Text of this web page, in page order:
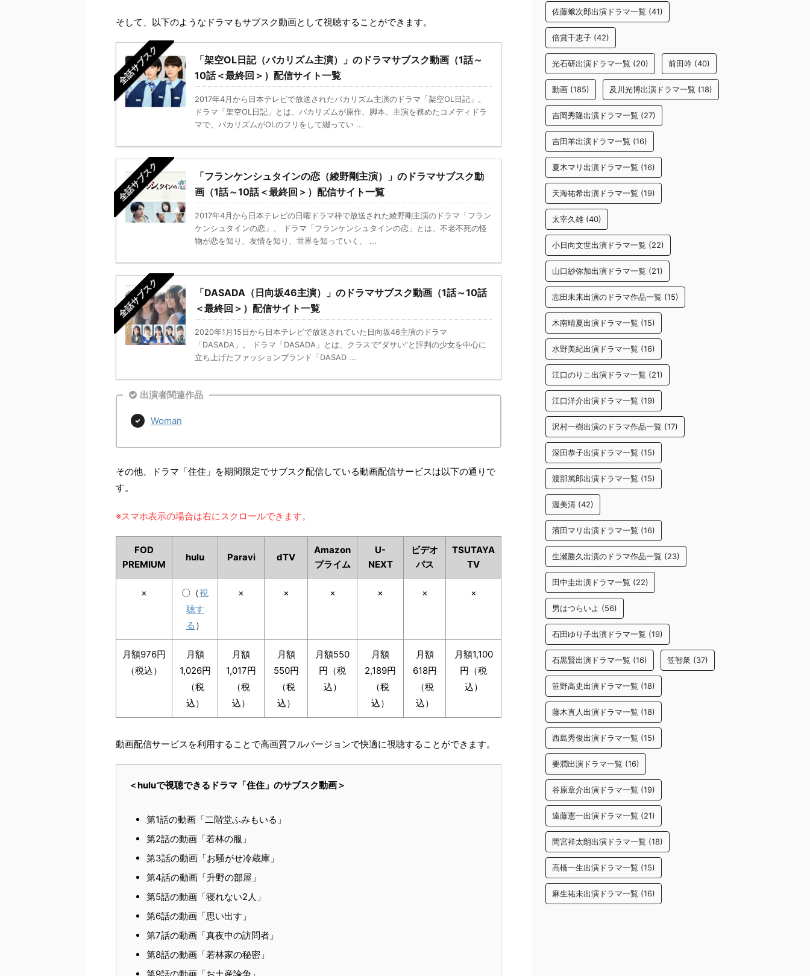
そして、以下のようなドラマもサブスク動画として視聴することができます。
全話サブスク
「架空OL日記（バカリズム主演）」のドラマサブスク動画（1話～
10話＜最終回＞）配信サイト一覧
2017年4月から日本テレビで放送されたバカリズム主演のドラマ「架空OL日記」。
ドラマ「架空OL日記」とは、バカリズムが原作、脚本、主演を務めたコメディドラ
マで、バカリズムがOLのフリをして綴ってい ...
全話サブスク
「フランケンシュタインの恋（綾野剛主演）」のドラマサブスク動
画（1話～10話＜最終回＞）配信サイト一覧
2017年4月から日本テレビの日曜ドラマ枠で放送された綾野剛主演のドラマ「フラン
ケンシュタインの恋」。 ドラマ「フランケンシュタインの恋」とは、不老不死の怪
物が恋を知り、友情を知り、世界を知っていく、 ...
全話サブスク
「DASADA（日向坂46主演）」のドラマサブスク動画（1話～10話
＜最終回＞）配信サイト一覧
2020年1月15日から日本テレビで放送されていた日向坂46主演のドラマ
「DASADA」。 ドラマ「DASADA」とは、クラスで“ダサい”と評判の少女を中心に
立ち上げたファッションブランド「DASAD ...
出演者関連作品
Woman
その他、ドラマ「住住」を期間限定でサブスク配信している動画配信サービスは以下の通りで
す。
※スマホ表示の場合は右にスクロールできます。
FOD
PREMIUM
hulu Paravi dTV
Amazon
プライム
U-
NEXT
ビデオ
パス
TSUTAYA
TV
× 〇（視
聴す
る ）
× × × × × ×
月額976円
（税込）
月額
1,026円
（税
込）
月額
1,017円
（税
込）
月額
550円
（税
込）
月額550
円（税
込）
月額
2,189円
（税
込）
月額
618円
（税
込）
月額1,100
円（税
込）
動画配信サービスを利用することで高画質フルバージョンで快適に視聴することができます。
＜huluで視聴できるドラマ「住住」のサブスク動画＞
第1話の動画「二階堂ふみもいる」
第2話の動画「若林の服」
第3話の動画「お騒がせ冷蔵庫」
第4話の動画「升野の部屋」
第5話の動画「寝れない2人」
第6話の動画「思い出す」
第7話の動画「真夜中の訪問者」
第8話の動画「若林家の秘密」
第9話の動画「お土産論争」
佐藤蛾次郎出演ドラマ一覧 (41)
倍賞千恵子 (42)
光石研出演ドラマ一覧 (20) 前田吟 (40)
動画 (185) 及川光博出演ドラマ一覧 (18)
吉岡秀隆出演ドラマ一覧 (27)
吉田羊出演ドラマ一覧 (16)
夏木マリ出演ドラマ一覧 (16)
天海祐希出演ドラマ一覧 (19)
太宰久雄 (40)
小日向文世出演ドラマ一覧 (22)
山口紗弥加出演ドラマ一覧 (21)
志田未来出演のドラマ作品一覧 (15)
木南晴夏出演ドラマ一覧 (15)
水野美紀出演ドラマ一覧 (16)
江口のりこ出演ドラマ一覧 (21)
江口洋介出演ドラマ一覧 (19)
沢村一樹出演のドラマ作品一覧 (17)
深田恭子出演ドラマ一覧 (15)
渡部篤郎出演ドラマ一覧 (15)
渥美清 (42)
濱田マリ出演ドラマ一覧 (16)
生瀬勝久出演のドラマ作品一覧 (23)
田中圭出演ドラマ一覧 (22)
男はつらいよ (56)
石田ゆり子出演ドラマ一覧 (19)
石黒賢出演ドラマ一覧 (16) 笠智衆 (37)
笹野高史出演ドラマ一覧 (18)
藤木直人出演ドラマ一覧 (18)
西島秀俊出演ドラマ一覧 (15)
要潤出演ドラマ一覧 (16)
谷原章介出演ドラマ一覧 (19)
遠藤憲一出演ドラマ一覧 (21)
間宮祥太朗出演ドラマ一覧 (18)
高橋一生出演ドラマ一覧 (15)
麻生祐未出演ドラマ一覧 (16)